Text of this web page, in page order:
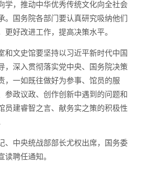
学，推动中华优秀传统文化向全社会
。国务院各部门要认真研究吸纳他们
更好改进工作，提高决策水平。
和文史馆要坚持以习近平新时代中国
，深入贯彻落实党中央、国务院决策
，一如既往做好为参事、馆员的服
参政议政、创作创新中遇到的问题和
员建睿智之言、献务实之策的积极性
、中央统战部部长尤权出席，国务委
读聘任通知。